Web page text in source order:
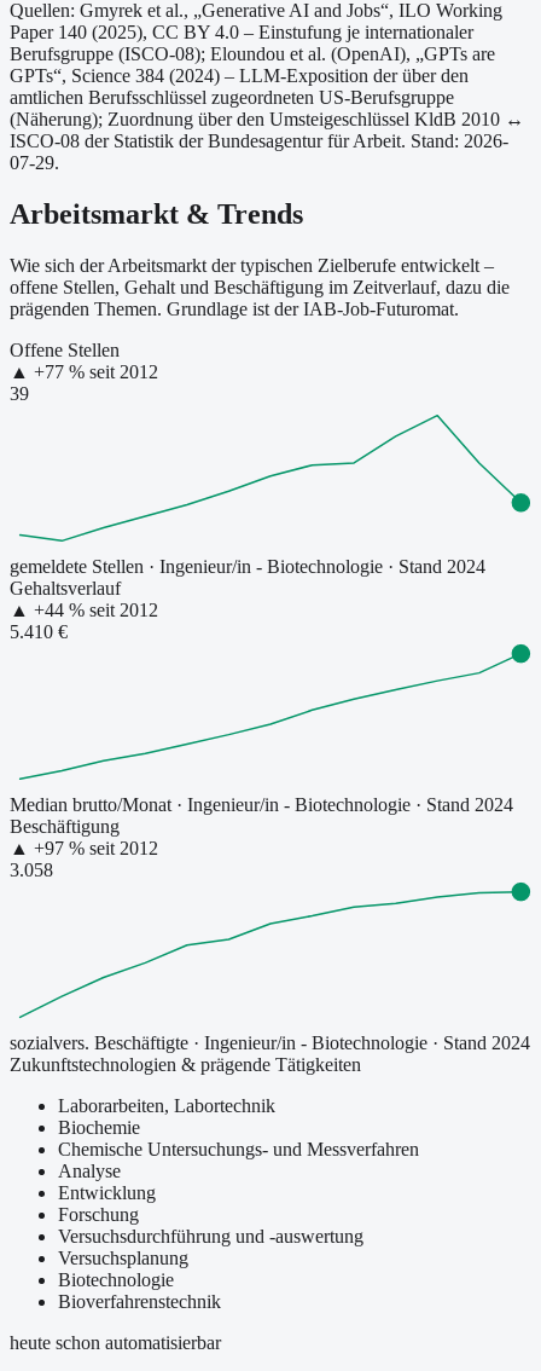
Quellen: Gmyrek et al., „Generative AI and Jobs“, ILO Working
Paper 140 (2025), CC BY 4.0 – Einstufung je internationaler
Berufsgruppe (ISCO-08); Eloundou et al. (OpenAI), „GPTs are
GPTs“, Science 384 (2024) – LLM-Exposition der über den
amtlichen Berufsschlüssel zugeordneten US-Berufsgruppe
(Näherung); Zuordnung über den Umsteigeschlüssel KldB 2010 ↔
ISCO-08 der Statistik der Bundesagentur für Arbeit. Stand: 2026-
07-29.
Arbeitsmarkt & Trends
Wie sich der Arbeitsmarkt der typischen Zielberufe entwickelt –
offene Stellen, Gehalt und Beschäftigung im Zeitverlauf, dazu die
prägenden Themen. Grundlage ist der IAB-Job-Futuromat.
Offene Stellen
▲ +77 % seit 2012
39
gemeldete Stellen · Ingenieur/in - Biotechnologie · Stand 2024
Gehaltsverlauf
▲ +44 % seit 2012
5.410 €
Median brutto/Monat · Ingenieur/in - Biotechnologie · Stand 2024
Beschäftigung
▲ +97 % seit 2012
3.058
sozialvers. Beschäftigte · Ingenieur/in - Biotechnologie · Stand 2024
Zukunftstechnologien & prägende Tätigkeiten
Laborarbeiten, Labortechnik
Biochemie
Chemische Untersuchungs- und Messverfahren
Analyse
Entwicklung
Forschung
Versuchsdurchführung und -auswertung
Versuchsplanung
Biotechnologie
Bioverfahrenstechnik
heute schon automatisierbar